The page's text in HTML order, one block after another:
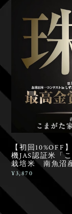
【初回
機JAS認証米「
栽培米 南魚沼
¥3,870